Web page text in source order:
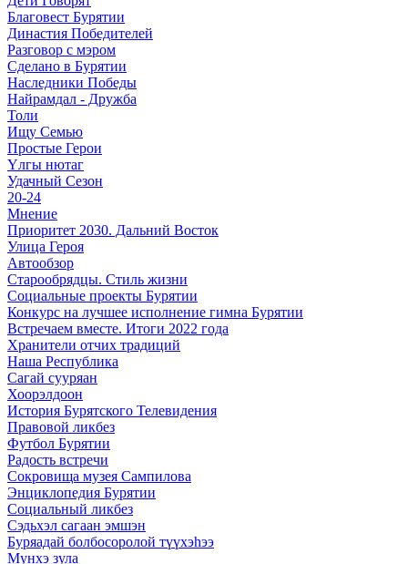
Благовест Бурятии
Династия Победителей
Разговор с мэром
Сделано в Бурятии
Наследники Победы
Найрамдал - Дружба
Толи
Ищу Cемью
Простые Герои
Үлгы нютаг
Удачный Сезон
20-24
Мнение
Приоритет 2030. Дальний Восток
Улица Героя
Автообзор
Старообрядцы. Cтиль жизни
Социальные проекты Бурятии
Конкурс на лучшее исполнение гимна Бурятии
Встречаем вместе. Итоги 2022 года
Хранители отчих традиций
Наша Республика
Сагай сууряан
Хоорэлдоон
История Бурятского Телевидения
Правовой ликбез
Футбол Бурятии
Радость встречи
Сокровища музея Сампилова
Энциклопедия Бурятии
Социальный ликбез
Сэдьхэл сагаан эмшэн
Буряадай болбосоролой түүхэhээ
Мунхэ зула